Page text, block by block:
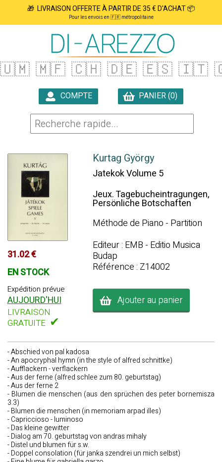
🎁 LIVRAISON OFFERTE À PARTIR DE 35 € D'ACHAT 📦
Pour les envois en 🇫🇷 métropolitaine
🇺🇲 🇲🇫 🇨🇭 🇩🇪 🇪🇸 🇮🇹
COMPTE
PANIER (0)
31.02 €
EN STOCK
Expédition prévue
AUJOURD'HUI
LIVRAISON
GRATUITE ✔
Kurtag György
Jatekok Volume 5
Jeux. Tagebucheintragungen,
Persönliche Botschaften
Méthode de Piano - Partition
Editeur : EMB - Editio Musica
Budap
Référence : Z14002
Ajouter au panier
- Abschied von pal kadosa
- An apocryphal hymn (in the style of alfred schnittke)
- Aufflackern - verflackern
- Aus der ferne (alfred schlee zum 80. geburtstag)
- Aus der ferne 2
- Blumen die menschen (aus den sprüchen des peter bornemisza
3.3)
- Blumen die menschen (in memoriam arpad illes)
- Capriccioso - luminoso
- Das kleine gewitter
- Dialog am 70. geburtstag von andras mihaly
- Distel und blumen für s.w.
- Doppel consolation (für janka szendrei un mich selbst)